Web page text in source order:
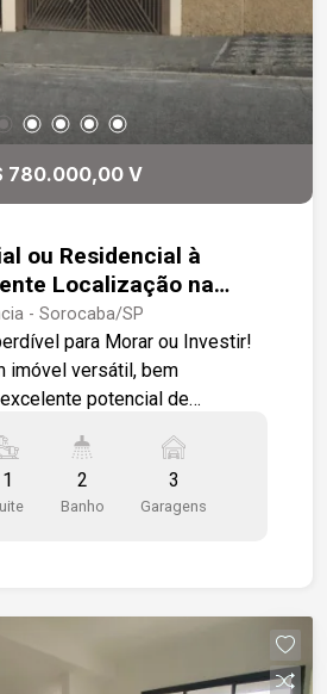
780.000,00 V
ou Residencial à
Localização na
- Sorocaba/SP
para Morar ou Investir!
imóvel versátil, bem
potencial de
região estratégica da Zona
às principais vias e
infraestrutura de comércio e
escolas, salões de
diversos segmentos
1 2
Banho
3
Garagens